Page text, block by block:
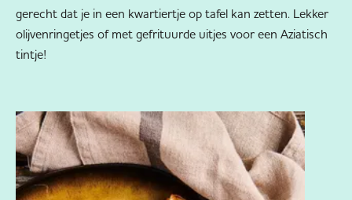
gerecht dat je in een kwartiertje op tafel kan zetten. Lekker
olijvenringetjes of met gefrituurde uitjes voor een Aziatisch
tintje!